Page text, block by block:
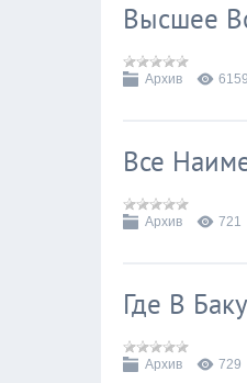
Высшее
Архив 6159
Все
Архив 721
Где В
Архив 729